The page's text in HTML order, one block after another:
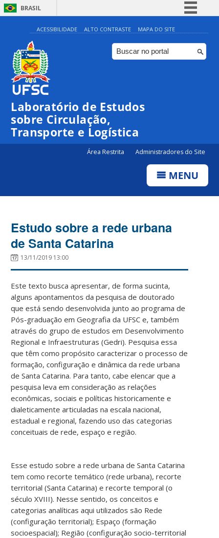
BRASIL
Simplifique!
Comunica BR
Participe
ACESSIBILIDADE ALTO CONTRASTE MAPA DO SITE
Laboratório de Estudos
sobre Circulação,
Transporte e Logística
Área Restrita Administradores do Site
MENU
Estudo sobre a rede urbana
de Santa Catarina
13/11/2019 13:00
Este texto busca apresentar, de forma sucinta,
alguns apontamentos da pesquisa de doutorado
que está sendo desenvolvida junto ao programa de
Pós-graduação em Geografia da UFSC e, também
através do grupo de estudos em Desenvolvimento
Regional e Infraestruturas (Gedri). Pesquisa essa
que têm como propósito caracterizar o processo de
formação, configuração e dinâmica da rede urbana
de Santa Catarina. Para tanto, cabe elencar que a
pesquisa leva em consideração as relações
econômicas, sociais e políticas historicamente e
dialeticamente articuladas na escala nacional,
estadual e regional, fazendo uso das categorias
conceituais de rede, espaço e região.
Esse estudo sobre a rede urbana de Santa Catarina
tem como recorte temático (rede urbana), recorte
territorial (Santa Catarina) e recorte temporal (o
século XVIII). Nesse sentido, os conceitos e
categorias analíticas aqui utilizados são Rede
(configuração territorial); Espaço (formação
socioespacial); Região (configuração socio-territorial